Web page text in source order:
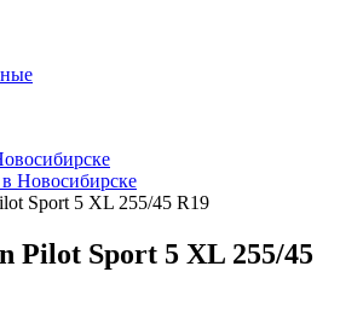
Новосибирске
Sport 5 XL 255/45 R19
Sport 5 XL 255/45